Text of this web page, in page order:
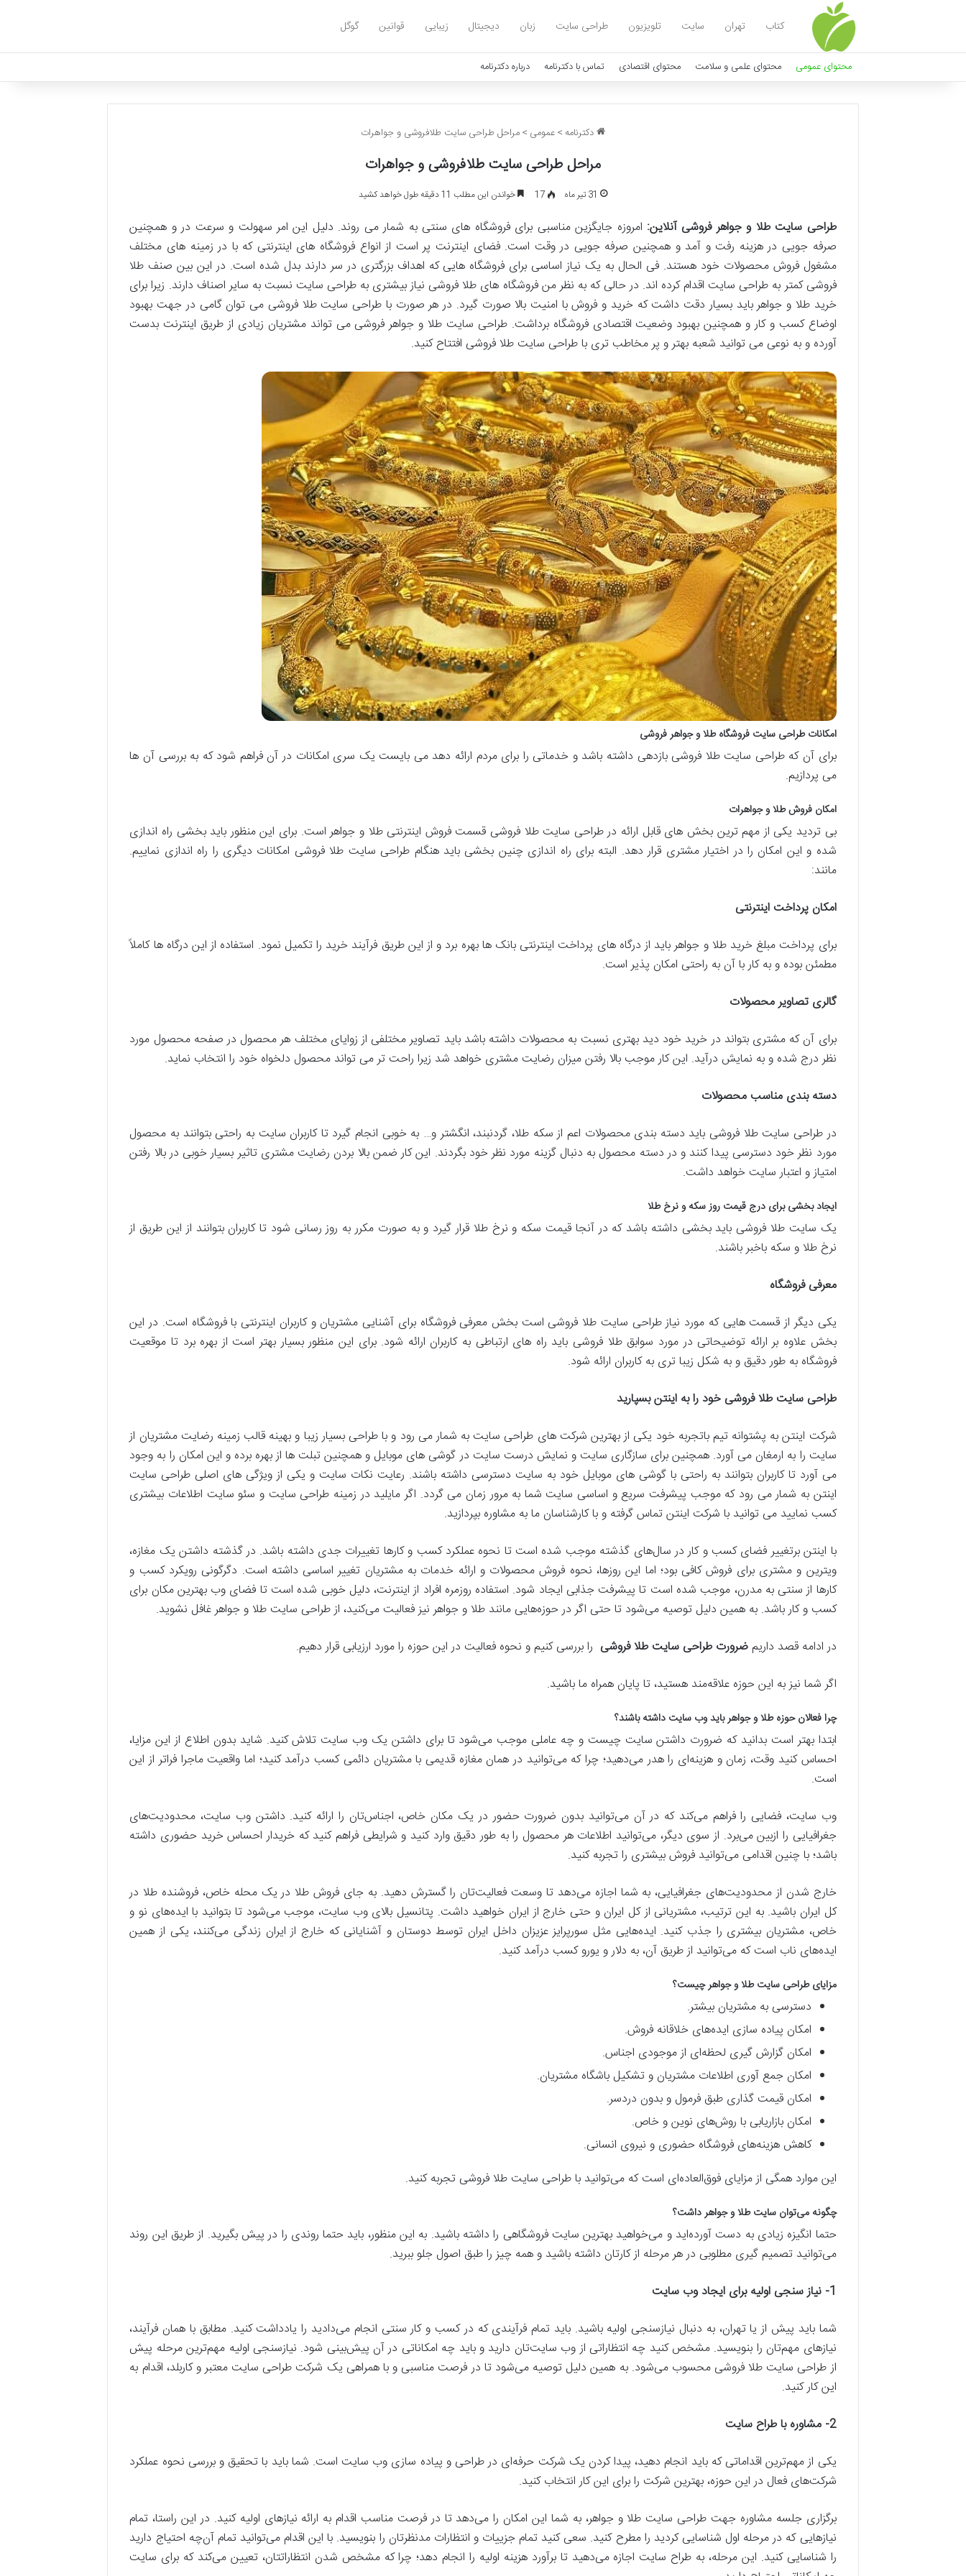
کتاب تهران سایت تلویزیون طراحی سایت زبان دیجیتال زیبایی قوانین گوگل
محتوای عمومی محتوای علمی و سلامت محتوای اقتصادی تماس با دکترنامه درباره دکترنامه
دکترنامه >عمومی >مراحل طراحی سایت طلافروشی و جواهرات
مراحل طراحی سایت طلافروشی و جواهرات
31 تیر ماه 17 خواندن این مطلب 11 دقیقه طول خواهد کشید
طراحی سایت طلا و جواهر فروشی آنلاین: امروزه جایگزین مناسبی برای فروشگاه های سنتی به شمار می روند. دلیل این امر سهولت و سرعت در و همچنین
صرفه جویی در هزینه رفت و آمد و همچنین صرفه جویی در وقت است. فضای اینترنت پر است از انواع فروشگاه های اینترنتی که با در زمینه های مختلف
مشغول فروش محصولات خود هستند. فی الحال به یک نیاز اساسی برای فروشگاه هایی که اهداف بزرگتری در سر دارند بدل شده است. در این بین صنف طلا
فروشی کمتر به طراحی سایت اقدام کرده اند. در حالی که به نظر من فروشگاه های طلا فروشی نیاز بیشتری به طراحی سایت نسبت به سایر اصناف دارند. زیرا برای
خرید طلا و جواهر باید بسیار دقت داشت که خرید و فروش با امنیت بالا صورت گیرد. در هر صورت با طراحی سایت طلا فروشی می توان گامی در جهت بهبود
اوضاع کسب و کار و همچنین بهبود وضعیت اقتصادی فروشگاه برداشت. طراحی سایت طلا و جواهر فروشی می تواند مشتریان زیادی از طریق اینترنت بدست
آورده و به نوعی می توانید شعبه بهتر و پر مخاطب تری با طراحی سایت طلا فروشی افتتاح کنید.
امکانات طراحی سایت فروشگاه طلا و جواهر فروشی
برای آن که طراحی سایت طلا فروشی بازدهی داشته باشد و خدماتی را برای مردم ارائه دهد می بایست یک سری امکانات در آن فراهم شود که به بررسی آن ها
می پردازیم.
امکان فروش طلا و جواهرات
بی تردید یکی از مهم ترین بخش های قابل ارائه در طراحی سایت طلا فروشی قسمت فروش اینترنتی طلا و جواهر است. برای این منظور باید بخشی راه اندازی
شده و این امکان را در اختیار مشتری قرار دهد. البته برای راه اندازی چنین بخشی باید هنگام طراحی سایت طلا فروشی امکانات دیگری را راه اندازی نماییم.
مانند:
امکان پرداخت اینترنتی
برای پرداخت مبلغ خرید طلا و جواهر باید از درگاه های پرداخت اینترنتی بانک ها بهره برد و از این طریق فرآیند خرید را تکمیل نمود. استفاده از این درگاه ها کاملاً
مطمئن بوده و به کار با آن به راحتی امکان پذیر است.
گالری تصاویر محصولات
برای آن که مشتری بتواند در خرید خود دید بهتری نسبت به محصولات داشته باشد باید تصاویر مختلفی از زوایای مختلف هر محصول در صفحه محصول مورد
نظر درج شده و به نمایش درآید. این کار موجب بالا رفتن میزان رضایت مشتری خواهد شد زیرا راحت تر می تواند محصول دلخواه خود را انتخاب نماید.
دسته بندی مناسب محصولات
در طراحی سایت طلا فروشی باید دسته بندی محصولات اعم از سکه طلا، گردنبند، انگشتر و… به خوبی انجام گیرد تا کاربران سایت به راحتی بتوانند به محصول
مورد نظر خود دسترسی پیدا کنند و در دسته محصول به دنبال گزینه مورد نظر خود بگردند. این کار ضمن بالا بردن رضایت مشتری تاثیر بسیار خوبی در بالا رفتن
امتیاز و اعتبار سایت خواهد داشت.
ایجاد بخشی برای درج قیمت روز سکه و نرخ طلا
یک سایت طلا فروشی باید بخشی داشته باشد که در آنجا قیمت سکه و نرخ طلا قرار گیرد و به صورت مکرر به روز رسانی شود تا کاربران بتوانند از این طریق از
نرخ طلا و سکه باخبر باشند.
معرفی فروشگاه
یکی دیگر از قسمت هایی که مورد نیاز طراحی سایت طلا فروشی است بخش معرفی فروشگاه برای آشنایی مشتریان و کاربران اینترنتی با فروشگاه است. در این
بخش علاوه بر ارائه توضیحاتی در مورد سوابق طلا فروشی باید راه های ارتباطی به کاربران ارائه شود. برای این منظور بسیار بهتر است از بهره برد تا موقعیت
فروشگاه به طور دقیق و به شکل زیبا تری به کاربران ارائه شود.
طراحی سایت طلا فروشی خود را به اینتن بسپارید
شرکت اینتن به پشتوانه تیم باتجربه خود یکی از بهترین شرکت های طراحی سایت به شمار می رود و با طراحی بسیار زیبا و بهینه قالب زمینه رضایت مشتریان از
سایت را به ارمغان می آورد. همچنین برای سازگاری سایت و نمایش درست سایت در گوشی های موبایل و همچنین تبلت ها از بهره برده و این امکان را به وجود
می آورد تا کاربران بتوانند به راحتی با گوشی های موبایل خود به سایت دسترسی داشته باشند. رعایت نکات سایت و یکی از ویژگی های اصلی طراحی سایت
اینتن به شمار می رود که موجب پیشرفت سریع و اساسی سایت شما به مرور زمان می گردد. اگر مایلید در زمینه طراحی سایت و سئو سایت اطلاعات بیشتری
کسب نمایید می توانید با شرکت اینتن تماس گرفته و با کارشناسان ما به مشاوره بپردازید.
با اینتن برتغییر فضای کسب و کار در سال‌های گذشته موجب شده است تا نحوه عملکرد کسب و کارها تغییرات جدی داشته باشد. در گذشته داشتن یک مغازه،
ویترین و مشتری برای فروش کافی بود؛ اما این روزها، نحوه فروش محصولات و ارائه خدمات به مشتریان تغییر اساسی داشته است. دگرگونی رویکرد کسب و
کارها از سنتی به مدرن، موجب شده است تا پیشرفت جذابی ایجاد شود. استفاده روزمره افراد از اینترنت، دلیل خوبی شده است تا فضای وب بهترین مکان برای
کسب و کار باشد. به همین دلیل توصیه می‌شود تا حتی اگر در حوزه‌هایی مانند طلا و جواهر نیز فعالیت می‌کنید، از طراحی سایت طلا و جواهر غافل نشوید.
در ادامه قصد داریمضرورت طراحی سایت طلا فروشی را بررسی کنیم و نحوه فعالیت در این حوزه را مورد ارزیابی قرار دهیم.
اگر شما نیز به این حوزه علاقه‌مند هستید، تا پایان همراه ما باشید.
چرا فعالان حوزه طلا و جواهر باید وب سایت داشته باشند؟
ابتدا بهتر است بدانید که ضرورت داشتن سایت چیست و چه عاملی موجب می‌شود تا برای داشتن یک وب سایت تلاش کنید. شاید بدون اطلاع از این مزایا،
احساس کنید وقت، زمان و هزینه‌ای را هدر می‌دهید؛ چرا که می‌توانید در همان مغازه قدیمی با مشتریان دائمی کسب درآمد کنید؛ اما واقعیت ماجرا فراتر از این
است.
وب سایت، فضایی را فراهم می‌کند که در آن می‌توانید بدون ضرورت حضور در یک مکان خاص، اجناس‌تان را ارائه کنید. داشتن وب سایت، محدودیت‌های
جغرافیایی را ازبین می‌برد. از سوی دیگر، می‌توانید اطلاعات هر محصول را به طور دقیق وارد کنید و شرایطی فراهم کنید که خریدار احساس خرید حضوری داشته
باشد؛ با چنین اقدامی می‌توانید فروش بیشتری را تجربه کنید.
خارج شدن از محدودیت‌های جغرافیایی، به شما اجازه می‌دهد تا وسعت فعالیت‌تان را گسترش دهید. به جای فروش طلا در یک محله خاص، فروشنده طلا در
کل ایران باشید. به این ترتیب، مشتریانی از کل ایران و حتی خارج از ایران خواهید داشت. پتانسیل بالای وب سایت، موجب می‌شود تا بتوانید با ایده‌های نو و
خاص، مشتریان بیشتری را جذب کنید. ایده‌هایی مثل سورپرایز عزیزان داخل ایران توسط دوستان و آشنایانی که خارج از ایران زندگی می‌کنند، یکی از همین
ایده‌های ناب است که می‌توانید از طریق آن، به دلار و یورو کسب درآمد کنید.
مزایای طراحی سایت طلا و جواهر چیست؟
دسترسی به مشتریان بیشتر.
امکان پیاده سازی ایده‌های خلاقانه فروش.
امکان گزارش گیری لحظه‌ای از موجودی اجناس.
امکان جمع آوری اطلاعات مشتریان و تشکیل باشگاه مشتریان.
امکان قیمت گذاری طبق فرمول و بدون دردسر.
امکان بازاریابی با روش‌های نوین و خاص.
کاهش هزینه‌های فروشگاه حضوری و نیروی انسانی.
این موارد همگی از مزایای فوق‌العاده‌ای است که می‌توانید با طراحی سایت طلا فروشی تجربه کنید.
چگونه می‌توان سایت طلا و جواهر داشت؟
حتما انگیزه زیادی به دست آورده‌اید و می‌خواهید بهترین سایت فروشگاهی را داشته باشید. به این منظور، باید حتما روندی را در پیش بگیرید. از طریق این روند
می‌توانید تصمیم گیری مطلوبی در هر مرحله از کارتان داشته باشید و همه چیز را طبق اصول جلو ببرید.
1- نیاز سنجی اولیه برای ایجاد وب سایت
شما باید پیش از یا تهران، به دنبال نیازسنجی اولیه باشید. باید تمام فرآیندی که در کسب و کار سنتی انجام می‌دادید را یادداشت کنید. مطابق با همان فرآیند،
نیازهای مهم‌تان را بنویسید. مشخص کنید چه انتظاراتی از وب سایت‌تان دارید و باید چه امکاناتی در آن پیش‌بینی شود. نیازسنجی اولیه مهم‌ترین مرحله پیش
از طراحی سایت طلا فروشی محسوب می‌شود. به همین دلیل توصیه می‌شود تا در فرصت مناسبی و با همراهی یک شرکت طراحی سایت معتبر و کاربلد، اقدام به
این کار کنید.
2- مشاوره با طراح سایت
یکی از مهم‌ترین اقداماتی که باید انجام دهید، پیدا کردن یک شرکت حرفه‌ای در طراحی و پیاده سازی وب سایت است. شما باید با تحقیق و بررسی نحوه عملکرد
شرکت‌های فعال در این حوزه، بهترین شرکت را برای این کار انتخاب کنید.
برگزاری جلسه مشاوره جهت طراحی سایت طلا و جواهر، به شما این امکان را می‌دهد تا در فرصت مناسب اقدام به ارائه نیازهای اولیه کنید. در این راستا، تمام
نیازهایی که در مرحله اول شناسایی کردید را مطرح کنید. سعی کنید تمام جزییات و انتظارات مدنظرتان را بنویسید. با این اقدام می‌توانید تمام آن‌چه احتیاج دارید
را شناسایی کنید. این مرحله، به طراح سایت اجازه می‌دهید تا برآورد هزینه اولیه را انجام دهد؛ چرا که مشخص شدن انتظاراتتان، تعیین می‌کند که برای سایت